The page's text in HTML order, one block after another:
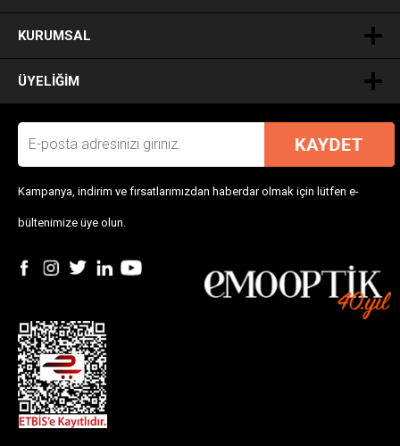
KURUMSAL
ÜYELIĞIM
Kampanya, indirim ve fırsatlarımızdan haberdar olmak için lütfen e-
bültenimize üye olun.